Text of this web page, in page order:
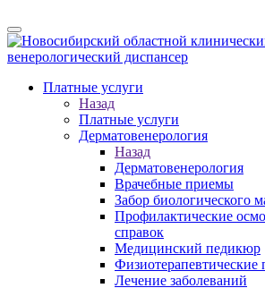
Платные услуги
Назад
Платные услуги
Дерматовенерология
Назад
Дерматовенерология
Врачебные приемы
Забор биологического
Профилактические
справок
Медицинский педикюр
Физиотерапевтические
Лечение заболеваний